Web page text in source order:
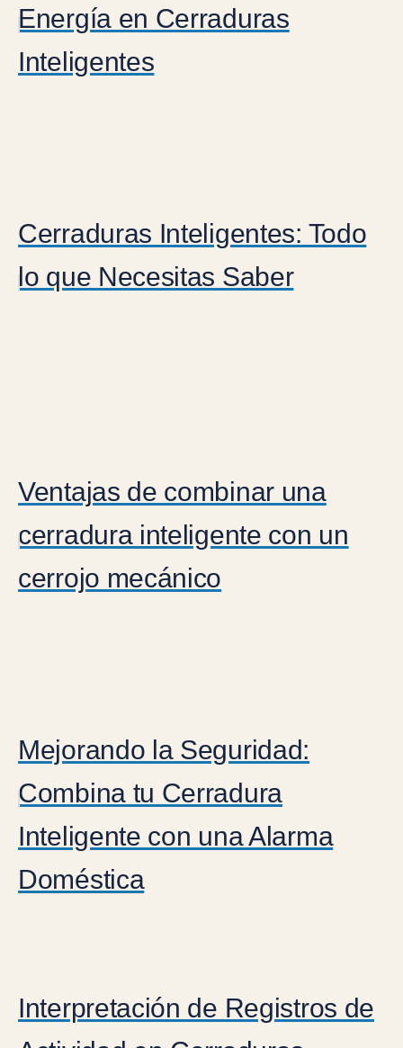
Energía en Cerraduras
Inteligentes
Cerraduras Inteligentes: Todo
lo que Necesitas Saber
Ventajas de combinar una
cerradura inteligente con un
cerrojo mecánico
Mejorando la Seguridad:
Combina tu Cerradura
Inteligente con una Alarma
Doméstica
Interpretación de Registros de